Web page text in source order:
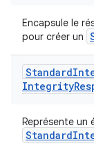
Encapsule le
pour créer un
Standard
Integrity
Représente un